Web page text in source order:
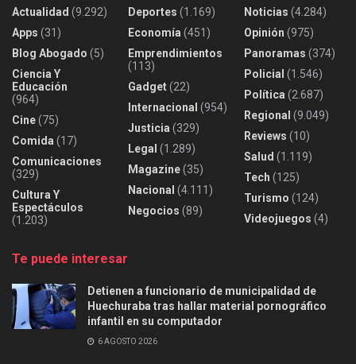
Actualidad (9.292)
Apps (31)
Blog Abogado (5)
Ciencia Y
Educación
(964)
Cine(75)
Comida (17)
Comunicaciones
(329)
Cultura Y
Espectáculos
(1.203)
Deportes (1.169)
Economía (451)
Emprendimientos
(113)
Gadget(22)
Internacional (954)
Justicia (329)
Legal (1.289)
Magazine(35)
Nacional (4.111)
Negocios (89)
Noticias (4.284)
Opinión (975)
Panoramas (374)
Policial (1.546)
Política (2.687)
Regional (9.049)
Reviews (10)
Salud (1.119)
Tech (125)
Turismo (124)
Videojuegos (4)
Te puede interesar
Detienen a funcionario de municipalidad de
Huechuraba tras hallar material pornográfico
infantil en su computador
6 AGOSTO 2026